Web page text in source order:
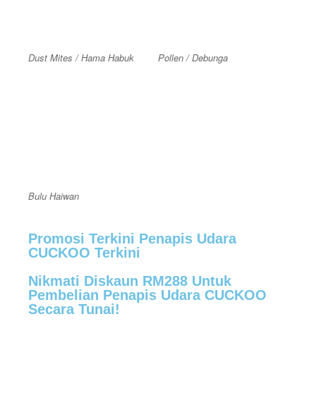
Dust Mites / Hama Habuk Pollen / Debunga
Bulu Haiwan
Promosi Terkini Penapis Udara
CUCKOO Terkini
Nikmati Diskaun RM288 Untuk
Pembelian Penapis Udara CUCKOO
Secara Tunai!